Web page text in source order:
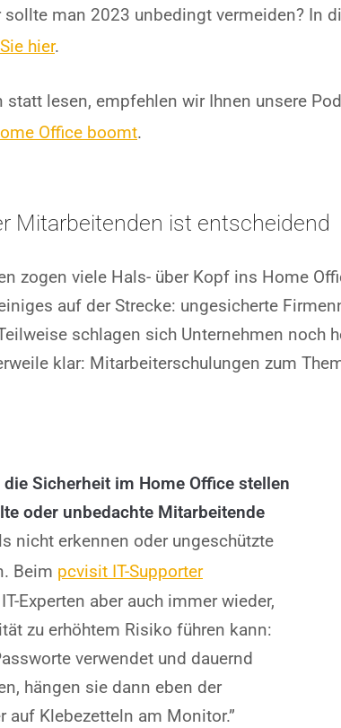
sollte man 2023 unbedingt vermeiden? In
hier.
statt lesen, empfehlen wir Ihnen unsere
Office boomt.
Mitarbeitenden ist entscheidend
zogen viele Hals- über Kopf ins Home
auf der Strecke: ungesicherte
schlagen sich Unternehmen
klar: Mitarbeiterschulungen zum
Sicherheit im Home Office stellen
oder unbedachte Mitarbeitende
nicht erkennen oder ungeschützte
Beim pcvisit IT-Supporter
Experten aber auch immer wieder,
zu erhöhtem Risiko führen kann:
verwendet und dauernd
hängen sie dann eben der
auf Klebezetteln am Monitor.”